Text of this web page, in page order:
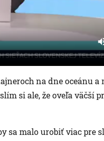
na dne oceánu a
si ale, že oveľa väčší
sa malo urobiť viac pre